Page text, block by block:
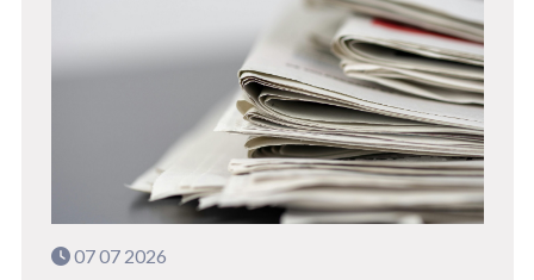
07 07 2026